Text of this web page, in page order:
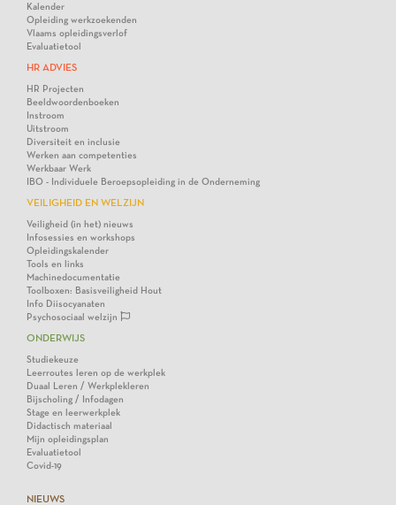
Kalender
Opleiding werkzoekenden
Vlaams opleidingsverlof
Evaluatietool
HR ADVIES
HR Projecten
Beeldwoordenboeken
Instroom
Uitstroom
Diversiteit en inclusie
Werken aan competenties
Werkbaar Werk
IBO - Individuele Beroepsopleiding in de Onderneming
VEILIGHEID EN WELZIJN
Veiligheid (in het) nieuws
Infosessies en workshops
Opleidingskalender
Tools en links
Machinedocumentatie
Toolboxen: Basisveiligheid Hout
Info Diisocyanaten
Psychosociaal welzijn
ONDERWIJS
Studiekeuze
Leerroutes leren op de werkplek
Duaal Leren / Werkplekleren
Bijscholing / Infodagen
Stage en leerwerkplek
Didactisch materiaal
Mijn opleidingsplan
Evaluatietool
Covid-19
NIEUWS